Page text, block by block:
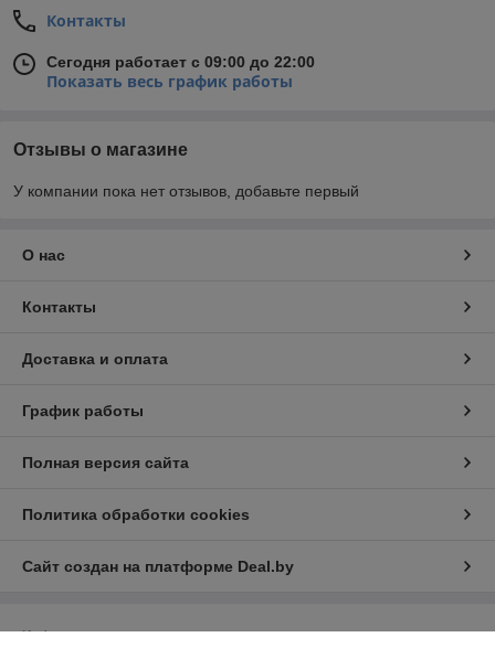
Контакты
Сегодня работает с 09:00 до 22:00
Показать весь график работы
Отзывы о магазине
У компании пока нет отзывов, добавьте первый
О нас
Контакты
Доставка и оплата
График работы
Полная версия сайта
Политика обработки cookies
Сайт создан на платформе Deal.by
Информация для покупателя